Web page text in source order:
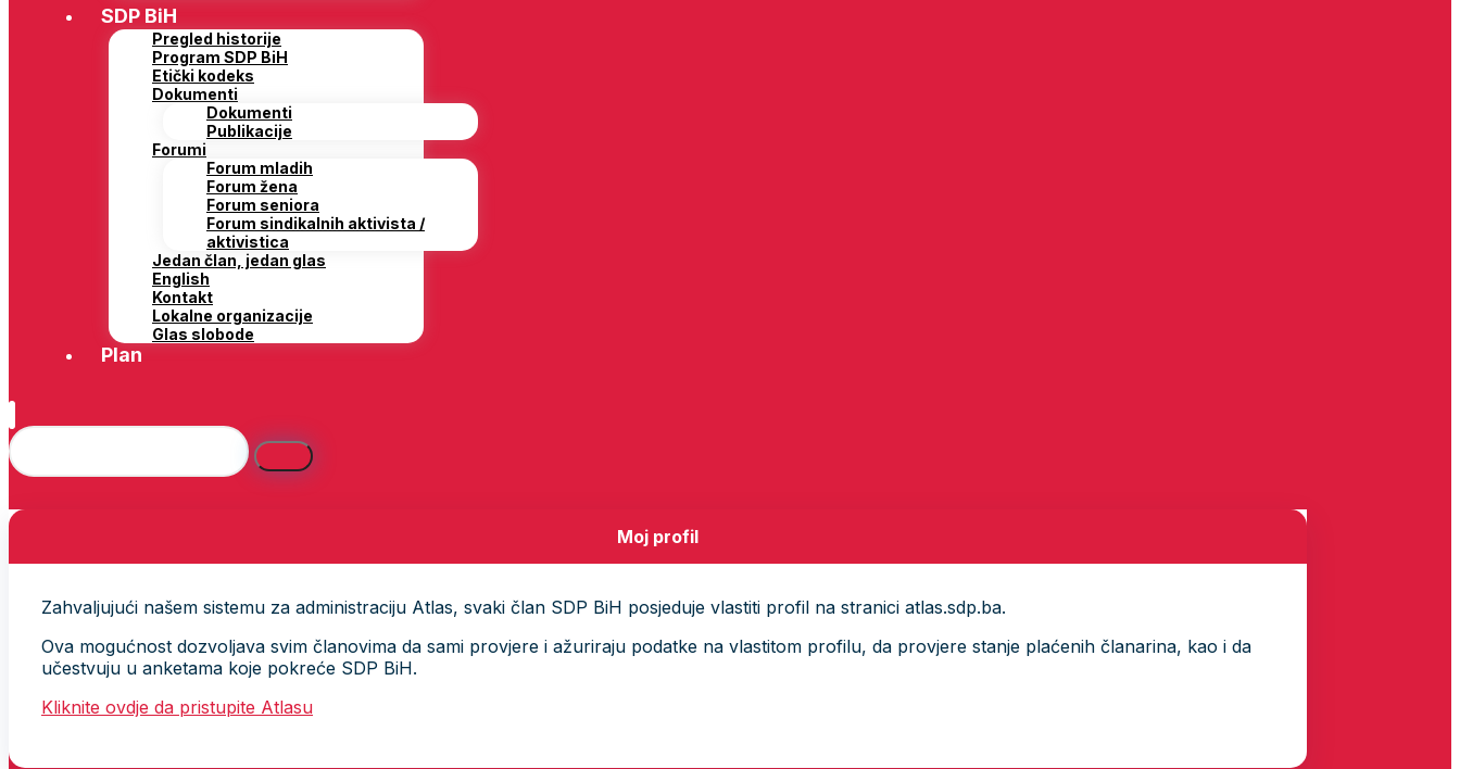
SDP BiH
Pregled historije
Program SDP BiH
Etički kodeks
Dokumenti
Dokumenti
Publikacije
Forumi
Forum mladih
Forum žena
Forum seniora
Forum sindikalnih aktivista /
aktivistica
Jedan član, jedan glas
English
Kontakt
Lokalne organizacije
Glas slobode
Plan
Moj profil
Zahvaljujući našem sistemu za administraciju Atlas, svaki član SDP BiH posjeduje vlastiti profil na stranici atlas.sdp.ba.
Ova mogućnost dozvoljava svim članovima da sami provjere i ažuriraju podatke na vlastitom profilu, da provjere stanje plaćenih članarina, kao i da
učestvuju u anketama koje pokreće SDP BiH.
Kliknite ovdje da pristupite Atlasu